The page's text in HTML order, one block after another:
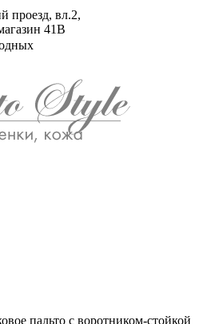
проезд, вл.2,
41В
пальто с воротником-стойкой